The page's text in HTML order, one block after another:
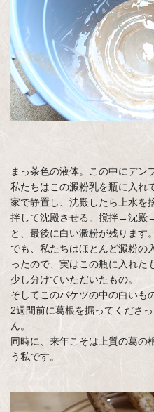
まっ茶色の液体。この中にデン
私たちはこの澱粉乳を瓶に入れ
家で静置し、沈殿したら上水を
拌して沈殿させる。撹拌→沈殿
と、最後に白い澱粉が残ります。
でも、私たちはほとんど澱粉の
ったので、実はこの瓶に入れた
少し分けていただいたもの。
そしてこのバケツの中の白いも
2週間前に葛根を掘ってくださ
ん。
同時に、来年こそは上質の葛の
う私です。